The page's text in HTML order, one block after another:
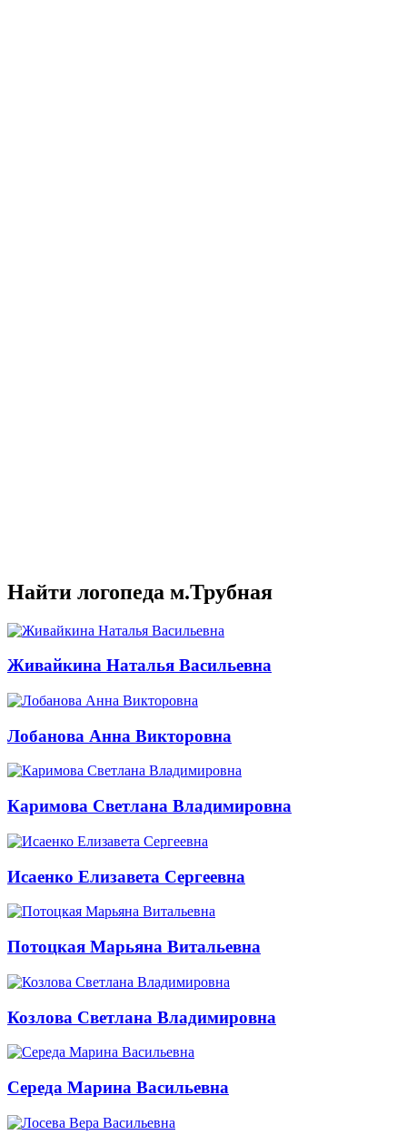
Найти логопеда м.Трубная
Живайкина Наталья Васильевна
Лобанова Анна Викторовна
Каримова Светлана Владимировна
Исаенко Елизавета Сергеевна
Потоцкая Марьяна Витальевна
Козлова Светлана Владимировна
Середа Марина Васильевна